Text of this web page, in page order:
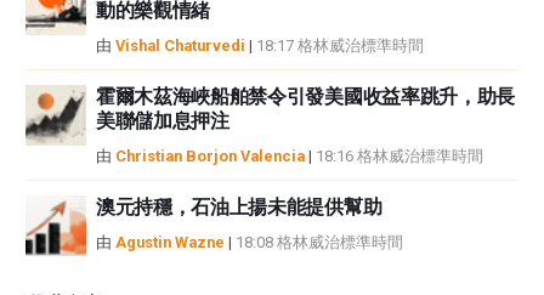
動的樂觀情緒
由 Vishal Chaturvedi | 18:17 格林威治標準時間
霍爾木茲海峽船舶禁令引發美國收益率跳升，助長
美聯儲加息押注
由 Christian Borjon Valencia | 18:16 格林威治標準時間
澳元持穩，石油上揚未能提供幫助
由 Agustin Wazne | 18:08 格林威治標準時間